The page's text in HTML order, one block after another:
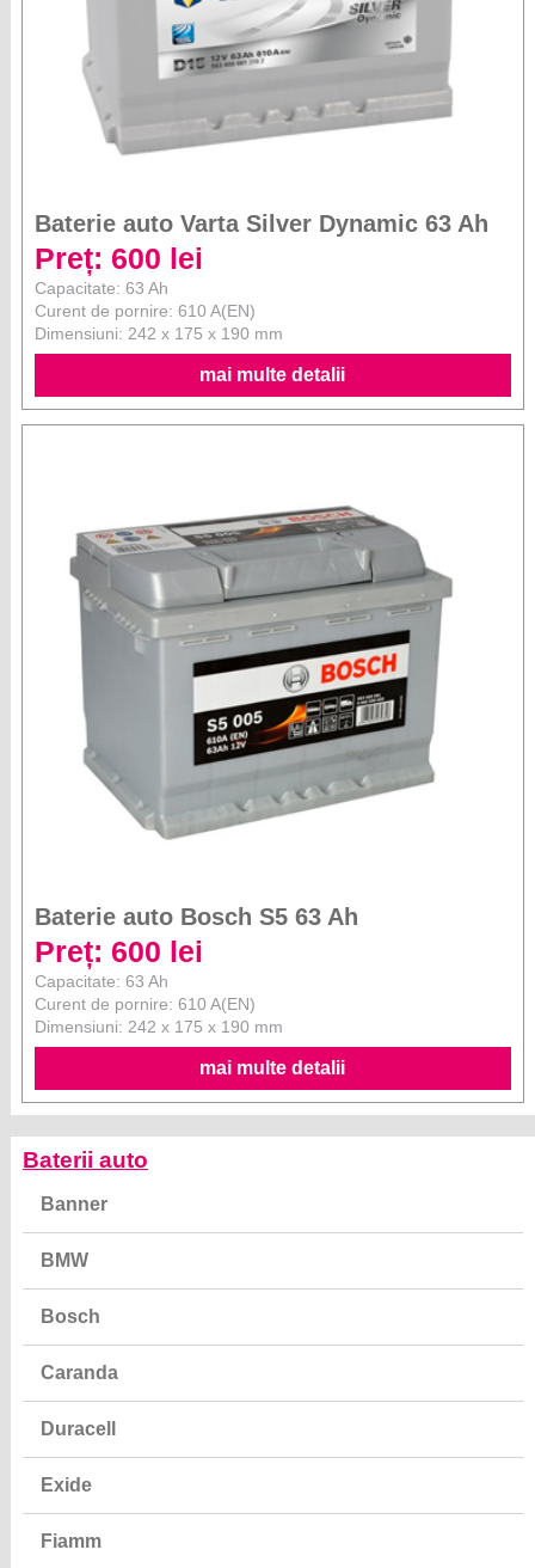
Baterie auto Varta Silver Dynamic 63 Ah
Preț: 600 lei
Capacitate: 63 Ah
Curent de pornire: 610 A(EN)
Dimensiuni: 242 x 175 x 190 mm
mai multe detalii
Baterie auto Bosch S5 63 Ah
Preț: 600 lei
Capacitate: 63 Ah
Curent de pornire: 610 A(EN)
Dimensiuni: 242 x 175 x 190 mm
mai multe detalii
Baterii auto
Banner
BMW
Bosch
Caranda
Duracell
Exide
Fiamm